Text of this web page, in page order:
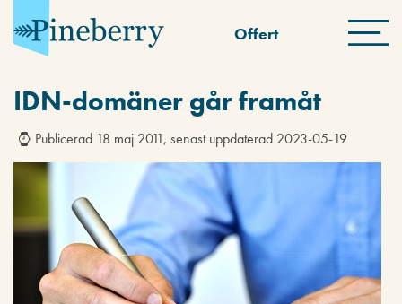
Offert
IDN-domäner går framåt
Publicerad 18 maj 2011, senast uppdaterad 2023-05-19